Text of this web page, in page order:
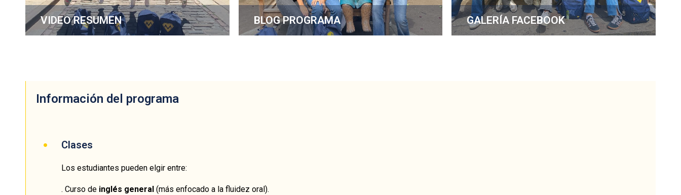
VIDEO RESUMEN BLOG PROGRAMA GALERÍA FACEBOOK
Información del programa
Clases
Los estudiantes pueden elgir entre:
. Curso de inglés general (más enfocado a la fluidez oral).